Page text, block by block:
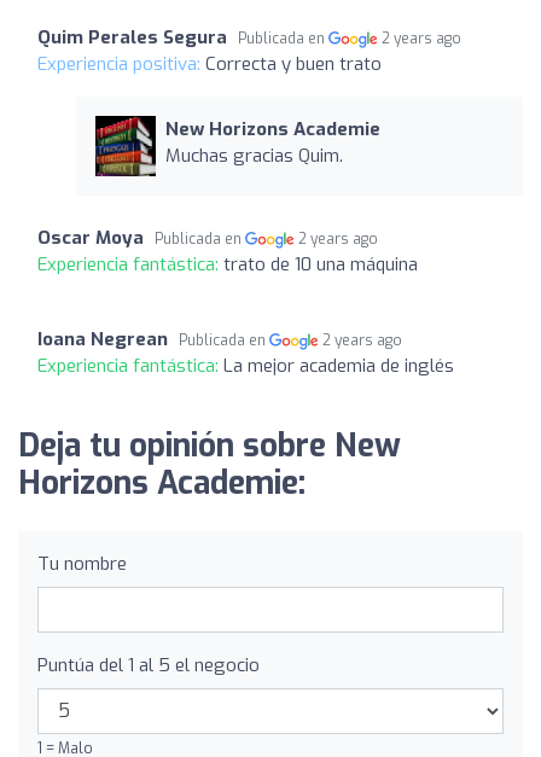
Quim Perales Segura Publicada en 2 years ago
Experiencia positiva: Correcta y buen trato
New Horizons Academie
Muchas gracias Quim.
Oscar Moya Publicada en 2 years ago
Experiencia fantástica: trato de 10 una máquina
Ioana Negrean Publicada en 2 years ago
Experiencia fantástica: La mejor academia de inglés
Deja tu opinión sobre New
Horizons Academie:
Tu nombre
Puntúa del 1 al 5 el negocio
1 = Malo